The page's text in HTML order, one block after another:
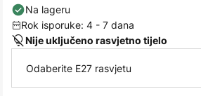
Na lageru
Rok isporuke: 4 - 7 dana
Nije uključeno rasvjetno tijelo
Odaberite E27 rasvjetu